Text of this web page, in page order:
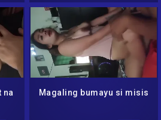
na Magaling bumayu si misis